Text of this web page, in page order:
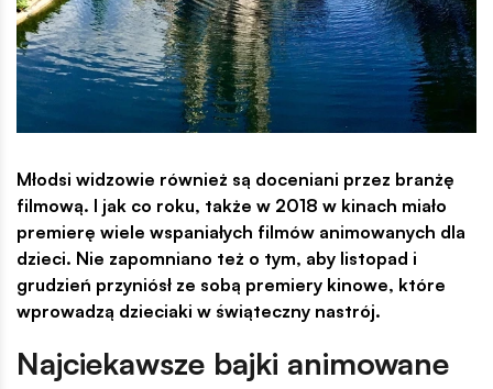
Młodsi widzowie również są doceniani przez branżę
filmową. I jak co roku, także w 2018 w kinach miało
premierę wiele wspaniałych filmów animowanych dla
dzieci. Nie zapomniano też o tym, aby listopad i
grudzień przyniósł ze sobą premiery kinowe, które
wprowadzą dzieciaki w świąteczny nastrój.
Najciekawsze bajki animowane